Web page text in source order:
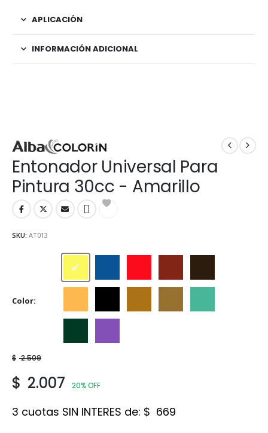
APLICACIÓN
INFORMACIÓN ADICIONAL
Entonador Universal Para
Pintura 30cc - Amarillo
SKU: AT013
Color
Amarillo
$ 2.509
$ 2.007 20% OFF
3 cuotas SIN INTERES de: $ 669